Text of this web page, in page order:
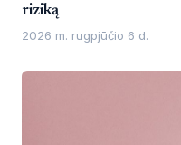
riziką
2026 m. rugpjūčio 6 d.